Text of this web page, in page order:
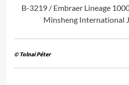
B-3219 / Embraer Lineage
Minsheng International
© Tolnai Péter